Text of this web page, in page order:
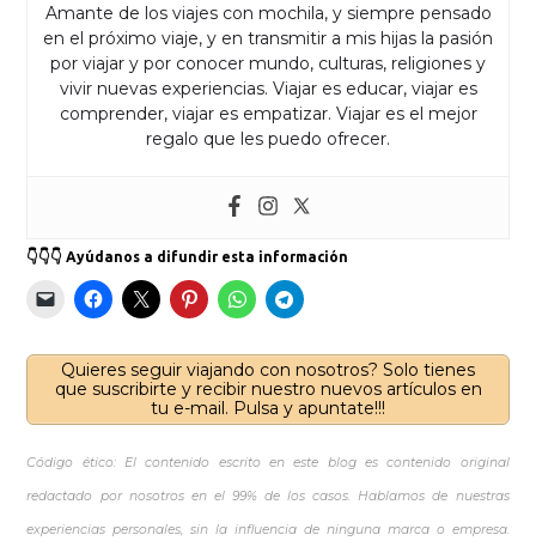
Amante de los viajes con mochila, y siempre pensado
en el próximo viaje, y en transmitir a mis hijas la pasión
por viajar y por conocer mundo, culturas, religiones y
vivir nuevas experiencias. Viajar es educar, viajar es
comprender, viajar es empatizar. Viajar es el mejor
regalo que les puedo ofrecer.
👇👇👇 Ayúdanos a difundir esta información
Quieres seguir viajando con nosotros? Solo tienes
que suscribirte y recibir nuestro nuevos artículos en
tu e-mail. Pulsa y apuntate!!!
Código ético: El contenido escrito en este blog es contenido original
redactado por nosotros en el 99% de los casos. Hablamos de nuestras
experiencias personales, sin la influencia de ninguna marca o empresa.